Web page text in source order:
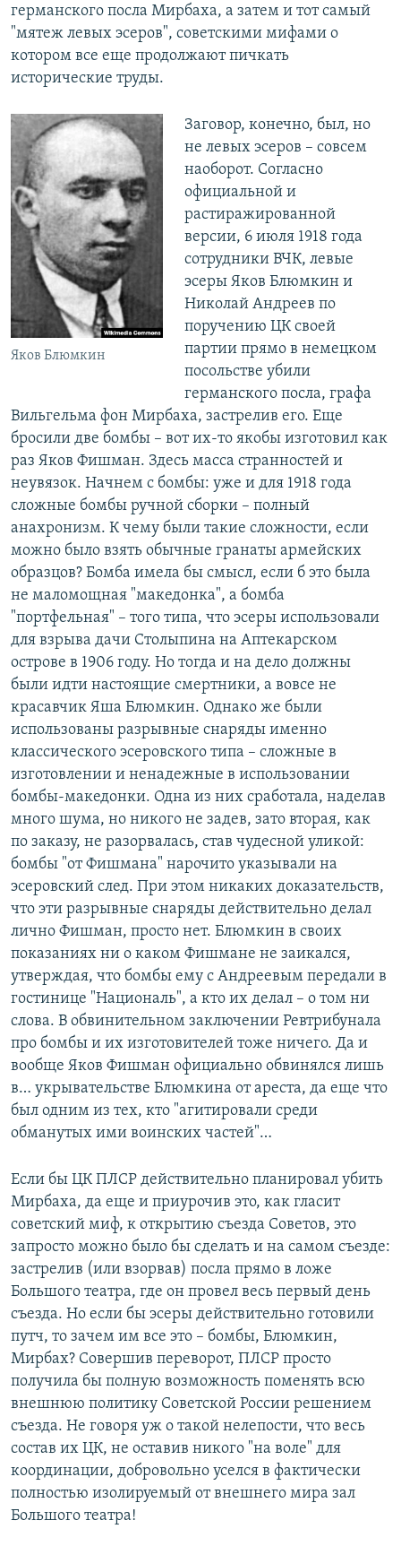
германского посла Мирбаха, а затем и тот самый
"мятеж левых эсеров", советскими мифами о
котором все еще продолжают пичкать
исторические труды.
Яков Блюмкин
Заговор, конечно, был, но
не левых эсеров – совсем
наоборот. Согласно
официальной и
растиражированной
версии, 6 июля 1918 года
сотрудники ВЧК, левые
эсеры Яков Блюмкин и
Николай Андреев по
поручению ЦК своей
партии прямо в немецком
посольстве убили
германского посла, графа
Вильгельма фон Мирбаха, застрелив его. Еще
бросили две бомбы – вот их-то якобы изготовил как
раз Яков Фишман. Здесь масса странностей и
неувязок. Начнем с бомбы: уже и для 1918 года
сложные бомбы ручной сборки – полный
анахронизм. К чему были такие сложности, если
можно было взять обычные гранаты армейских
образцов? Бомба имела бы смысл, если б это была
не маломощная "македонка", а бомба
"портфельная" – того типа, что эсеры использовали
для взрыва дачи Столыпина на Аптекарском
острове в 1906 году. Но тогда и на дело должны
были идти настоящие смертники, а вовсе не
красавчик Яша Блюмкин. Однако же были
использованы разрывные снаряды именно
классического эсеровского типа – сложные в
изготовлении и ненадежные в использовании
бомбы-македонки. Одна из них сработала, наделав
много шума, но никого не задев, зато вторая, как
по заказу, не разорвалась, став чудесной уликой:
бомбы "от Фишмана" нарочито указывали на
эсеровский след. При этом никаких доказательств,
что эти разрывные снаряды действительно делал
лично Фишман, просто нет. Блюмкин в своих
показаниях ни о каком Фишмане не заикался,
утверждая, что бомбы ему с Андреевым передали в
гостинице "Националь", а кто их делал – о том ни
слова. В обвинительном заключении Ревтрибунала
про бомбы и их изготовителей тоже ничего. Да и
вообще Яков Фишман официально обвинялся лишь
в… укрывательстве Блюмкина от ареста, да еще что
был одним из тех, кто "агитировали среди
обманутых ими воинских частей"…
Если бы ЦК ПЛСР действительно планировал убить
Мирбаха, да еще и приурочив это, как гласит
советский миф, к открытию съезда Советов, это
запросто можно было бы сделать и на самом съезде:
застрелив (или взорвав) посла прямо в ложе
Большого театра, где он провел весь первый день
съезда. Но если бы эсеры действительно готовили
путч, то зачем им все это – бомбы, Блюмкин,
Мирбах? Совершив переворот, ПЛСР просто
получила бы полную возможность поменять всю
внешнюю политику Советской России решением
съезда. Не говоря уж о такой нелепости, что весь
состав их ЦК, не оставив никого "на воле" для
координации, добровольно уселся в фактически
полностью изолируемый от внешнего мира зал
Большого театра!